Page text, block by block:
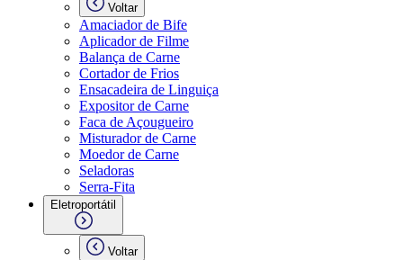
Voltar
Amaciador de Bife
Aplicador de Filme
Balança de Carne
Cortador de Frios
Ensacadeira de Linguiça
Expositor de Carne
Faca de Açougueiro
Misturador de Carne
Moedor de Carne
Seladoras
Serra-Fita
Eletroportátil
Voltar